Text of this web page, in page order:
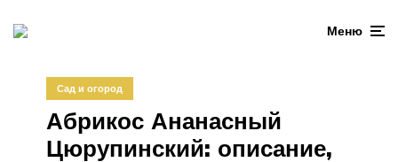
Меню
Сад и огород
Абрикос Ананасный
Цюрупинский: описание,